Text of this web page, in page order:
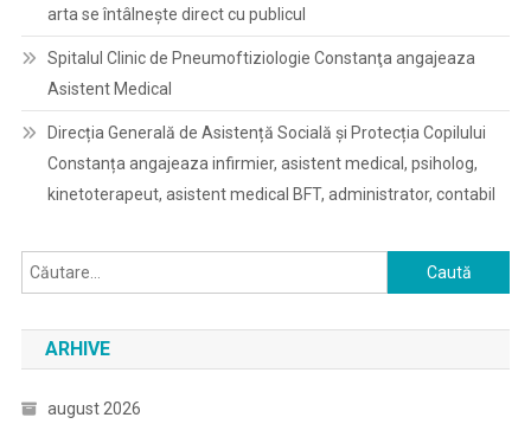
arta se întâlnește direct cu publicul
Spitalul Clinic de Pneumoftiziologie Constanţa angajeaza
Asistent Medical
Direcția Generală de Asistență Socială și Protecția Copilului
Constanța angajeaza infirmier, asistent medical, psiholog,
kinetoterapeut, asistent medical BFT, administrator, contabil
Caută
după:
ARHIVE
august 2026